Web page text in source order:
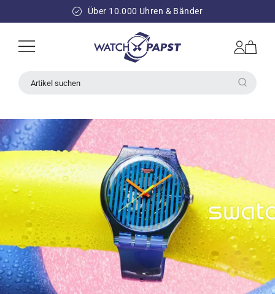
INHALT
Über 10.000 Uhren & Bänder
Einloggen
Warenkorb
Artikel suchen